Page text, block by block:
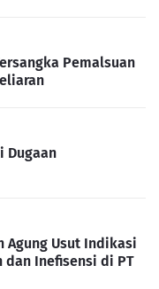
Pemalsuan
Dugaan
Agung Usut Indikasi
dan Inefisensi di PT